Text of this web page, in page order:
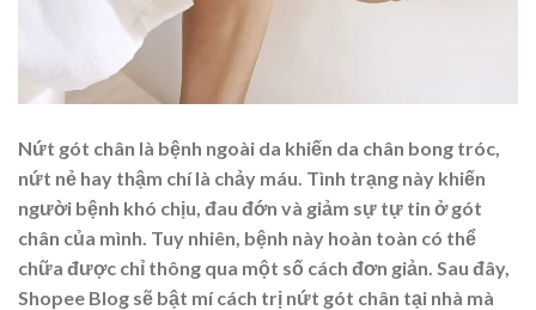
Nứt gót chân là bệnh ngoài da khiến da chân bong tróc,
nứt nẻ hay thậm chí là chảy máu. Tình trạng này khiến
người bệnh khó chịu, đau đớn và giảm sự tự tin ở gót
chân của mình. Tuy nhiên, bệnh này hoàn toàn có thể
chữa được chỉ thông qua một số cách đơn giản. Sau đây,
Shopee Blog sẽ bật mícách trị nứt gót chân tại nhà mà